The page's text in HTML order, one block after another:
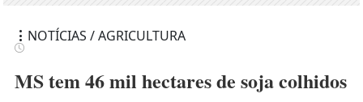
NOTÍCIAS / AGRICULTURA
MS tem 46 mil hectares de soja colhidos